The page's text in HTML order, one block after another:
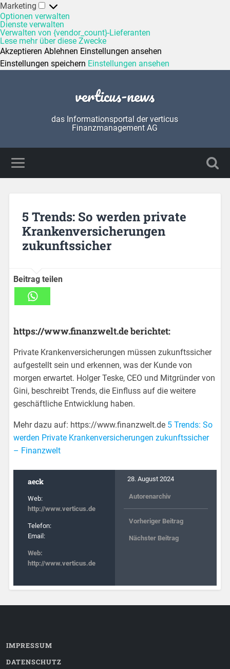
Marketing
Optionen verwalten
Dienste verwalten
Verwalten von {vendor_count}-Lieferanten
Lese mehr über diese Zwecke
Akzeptieren Ablehnen Einstellungen ansehen
Einstellungen speichern Einstellungen ansehen
verticus-news
das Informationsportal der verticus
Finanzmanagement AG
5 Trends: So werden private
Krankenversicherungen
zukunftssicher
Beitrag teilen
https://www.finanzwelt.de berichtet:
Private Krankenversicherungen müssen zukunftssicher
aufgestellt sein und erkennen, was der Kunde von
morgen erwartet. Holger Teske, CEO und Mitgründer von
Gini, beschreibt Trends, die Einfluss auf die weitere
geschäftliche Entwicklung haben.
Mehr dazu auf: https://www.finanzwelt.de 5 Trends: So
werden Private Krankenversicherungen zukunftssicher
– Finanzwelt
aeck
Web:
http://www.verticus.de
Telefon:
Email:
Web:
http://www.verticus.de
28. August 2024
Autorenarchiv
Vorheriger Beitrag
Nächster Beitrag
IMPRESSUM
DATENSCHUTZ